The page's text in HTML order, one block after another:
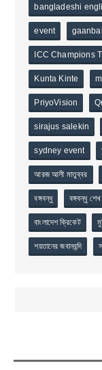
bangladeshi
event
ICC Champions
Kunta Kinte
PriyoVision
sirajus salekin
sydney event
আরজ আলী মাতুব্বর
বঙ্গবন্ধু বঙ্গবন্ধু
বাংলাদেশ ক্রিকেট
শয়তানের জবানবন্দি